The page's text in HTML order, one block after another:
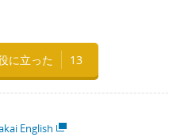
に立った 13
English